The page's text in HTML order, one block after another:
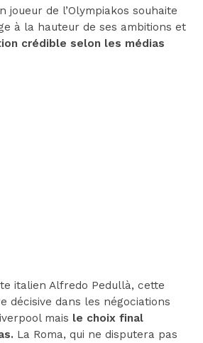
joueur de l’Olympiakos souhaite
à la hauteur de ses ambitions et
crédible selon les médias
italien Alfredo Pedullà, cette
décisive dans les négociations
mais le choix final
La Roma, qui ne disputera pas